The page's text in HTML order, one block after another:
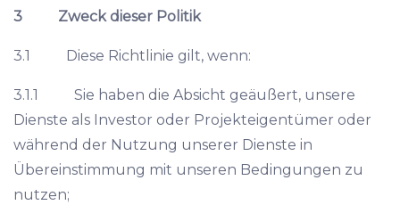
3 Zweck dieser Politik
3.1 Diese Richtlinie gilt, wenn:
3.1.1 Sie haben die Absicht geäußert, unsere
Dienste als Investor oder Projekteigentümer oder
während der Nutzung unserer Dienste in
Übereinstimmung mit unseren Bedingungen zu
nutzen;